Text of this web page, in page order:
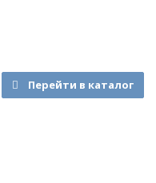
Перейти в каталог